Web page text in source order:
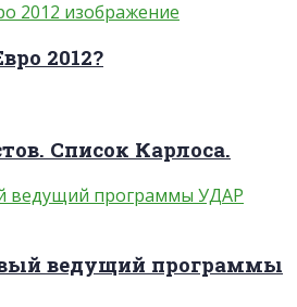
2012?
Список Карлоса.
ведущий программы